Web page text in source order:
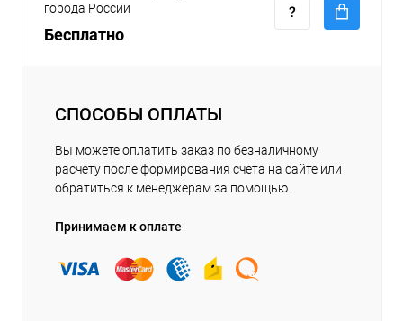
города России
Бесплатно
СПОСОБЫ ОПЛАТЫ
Вы можете оплатить заказ по безналичному
расчету после формирования счёта на сайте или
обратиться к менеджерам за помощью.
Принимаем к оплате